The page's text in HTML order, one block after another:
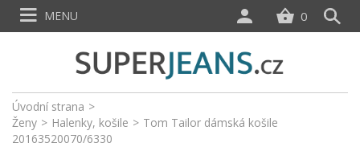
Úvodní strana >
Ženy > Halenky, košile > Tom Tailor dámská košile
20163520070/6330
0
MENU